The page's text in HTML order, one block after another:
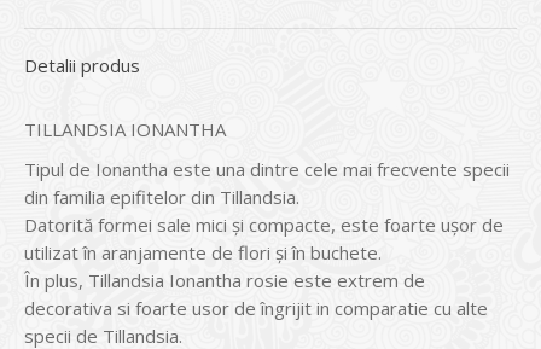
Detalii produs
TILLANDSIA IONANTHA
Tipul de Ionantha este una dintre cele mai frecvente specii
din familia epifitelor din Tillandsia.
Datorită formei sale mici și compacte, este foarte ușor de
utilizat în aranjamente de flori și în buchete.
În plus, Tillandsia Ionantha rosie este extrem de
decorativa si foarte usor de îngrijit in comparatie cu alte
specii de Tillandsia.